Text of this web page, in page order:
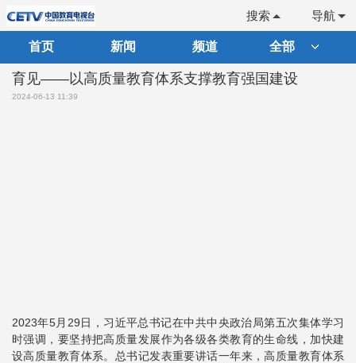
导航
搜索
首页 新闻 频道 全部
育见——以高质量教育体系支撑教育强国建设
2024-06-13 11:39
2023年5月29日，习近平总书记在中共中央政治局第五次集体学习
时强调，要坚持把高质量发展作为各级各类教育的生命线，加快建
设高质量教育体系。总书记发表重要讲话一年来，高质量教育体系